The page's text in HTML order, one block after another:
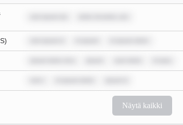
Näytä kaikki